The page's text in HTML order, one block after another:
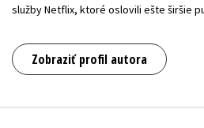
služby Netflix, ktoré oslovili ešte širšie
Zobraziť profil autora